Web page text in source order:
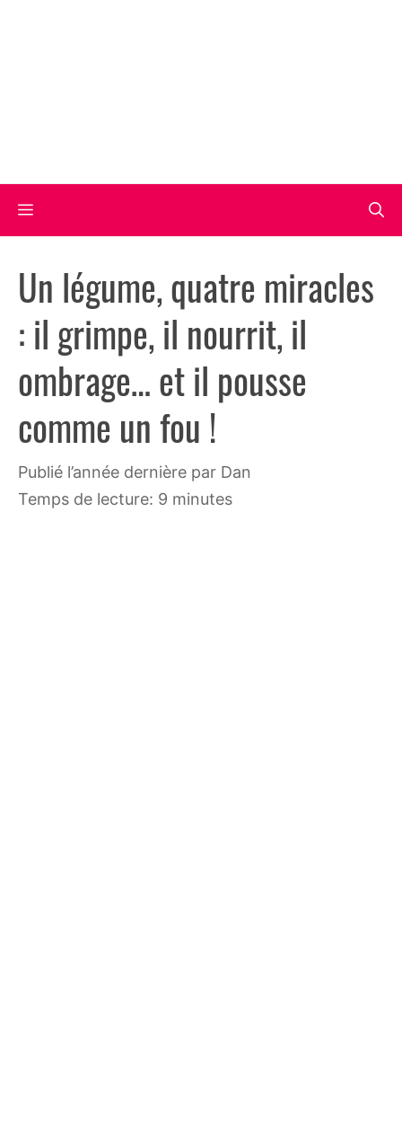
Menu
Un légume, quatre miracles
: il grimpe, il nourrit, il
ombrage… et il pousse
comme un fou !
publié l’année dernière par Dan
Temps de lecture: 9 minutes